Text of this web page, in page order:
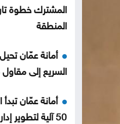
المشترك خطوة
المنطقة
أمانة عمّان
السريع إلى
أمانة عمّان تبدأ
50 آلية لتطوير إدارة النفايات